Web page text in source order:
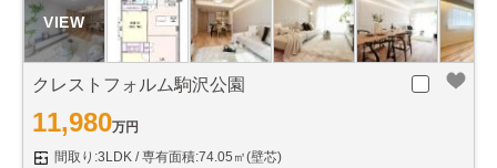
クレストフォルム駒沢公園
11,980万円
間取り:3LDK
専有面積:74.05㎡(壁芯)